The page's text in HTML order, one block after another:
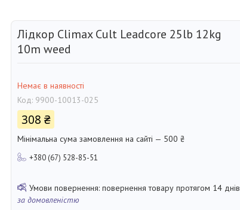
Лідкор Climax Cult Leadcore 25lb 12kg
10m weed
Немає в наявності
Код: 9900-10013-025
308 ₴
Мінімальна сума замовлення на сайті — 500 ₴
+380 (67) 528-85-51
повернення товару протягом 14 днів
за домовленістю